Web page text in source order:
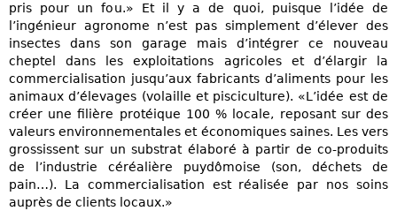
pris pour un fou.» Et il y a de quoi, puisque l’idée de
l’ingénieur agronome n’est pas simplement d’élever des
insectes dans son garage mais d’intégrer ce nouveau
cheptel dans les exploitations agricoles et d’élargir la
commercialisation jusqu’aux fabricants d’aliments pour les
animaux d’élevages (volaille et pisciculture). «L’idée est de
créer une filière protéique 100 % locale, reposant sur des
valeurs environnementales et économiques saines. Les vers
grossissent sur un substrat élaboré à partir de co-produits
de l’industrie céréalière puydômoise (son, déchets de
pain…). La commercialisation est réalisée par nos soins
auprès de clients locaux.»